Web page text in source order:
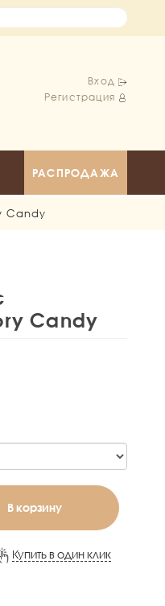
Вход
Регистрация
РАСПРОДАЖА
Candy
Candy
В корзину
Купить в один клик